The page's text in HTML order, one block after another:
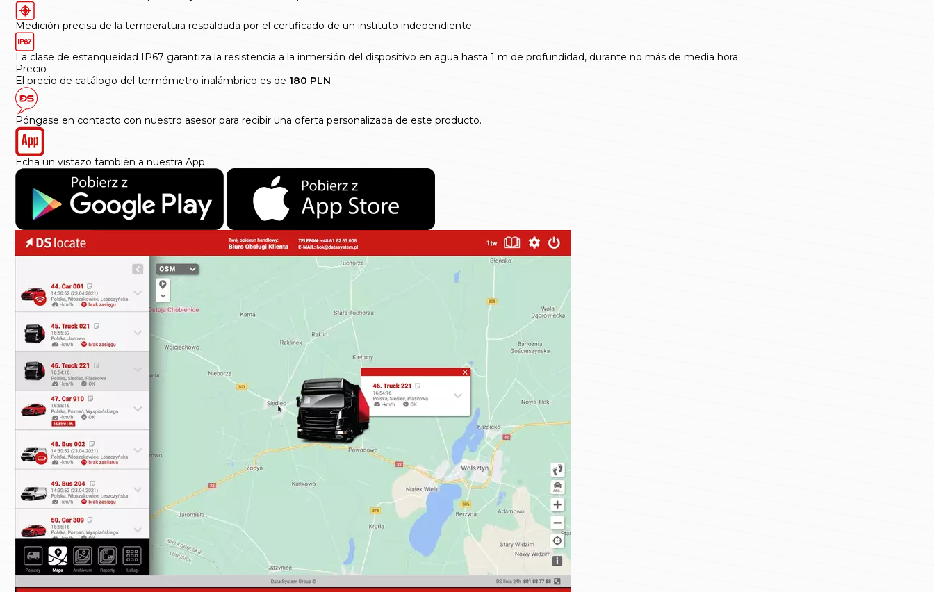
Medición precisa de la temperatura respaldada por el certificado de un instituto independiente.
La clase de estanqueidad IP67 garantiza la resistencia a la inmersión del dispositivo en agua hasta 1 m de profundidad, durante no más de media hora
Precio
El precio de catálogo del termómetro inalámbrico es de 180 PLN
Póngase en contacto con nuestro asesor para recibir una oferta personalizada de este producto.
Echa un vistazo también a nuestra App